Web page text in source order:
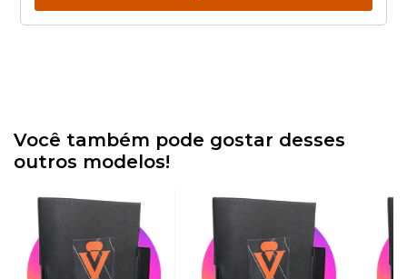
Você também pode gostar desses
outros modelos!